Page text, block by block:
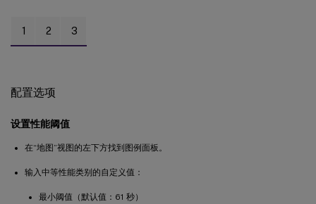
1 2 3
配置选项
设置性能阈值
在“地图”视图的左下方找到图例面板。
输入中等性能类别的自定义值：
最小阈值（默认值：61 秒）